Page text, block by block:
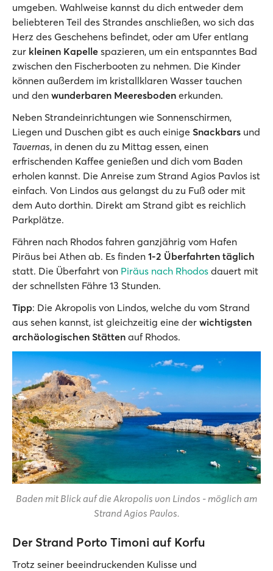
umgeben. Wahlweise kannst du dich entweder dem
beliebteren Teil des Strandes anschließen, wo sich das
Herz des Geschehens befindet, oder am Ufer entlang
zur kleinen Kapelle spazieren, um ein entspanntes Bad
zwischen den Fischerbooten zu nehmen. Die Kinder
können außerdem im kristallklaren Wasser tauchen
und den wunderbaren Meeresboden erkunden.
Neben Strandeinrichtungen wie Sonnenschirmen,
Liegen und Duschen gibt es auch einige Snackbars und
Tavernas, in denen du zu Mittag essen, einen
erfrischenden Kaffee genießen und dich vom Baden
erholen kannst. Die Anreise zum Strand Agios Pavlos ist
einfach. Von Lindos aus gelangst du zu Fuß oder mit
dem Auto dorthin. Direkt am Strand gibt es reichlich
Parkplätze.
Fähren nach Rhodos fahren ganzjährig vom Hafen
Piräus bei Athen ab. Es finden 1-2 Überfahrten täglich
statt. Die Überfahrt von Piräus nach Rhodos dauert mit
der schnellsten Fähre 13 Stunden.
Tipp: Die Akropolis von Lindos, welche du vom Strand
aus sehen kannst, ist gleichzeitig eine der wichtigsten
archäologischen Stätten auf Rhodos.
Baden mit Blick auf die Akropolis von Lindos - möglich am
Strand Agios Pavlos.
Der Strand Porto Timoni auf Korfu
Trotz seiner beeindruckenden Kulisse und